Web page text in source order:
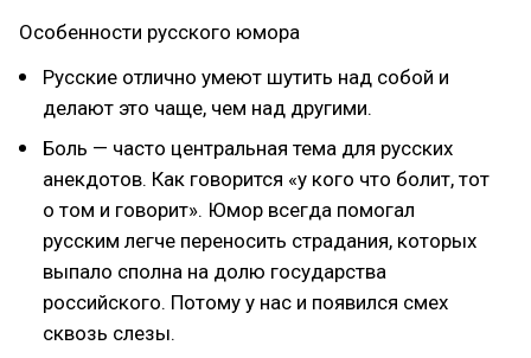
Особенности русского юмора
Русские отлично умеют шутить над собой и
делают это чаще, чем над другими.
Боль — часто центральная тема для русских
анекдотов. Как говорится «у кого что болит, тот
о том и говорит». Юмор всегда помогал
русским легче переносить страдания, которых
выпало сполна на долю государства
российского. Потому у нас и появился смех
сквозь слезы.